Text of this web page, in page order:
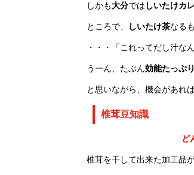
しかも大分では しいたけカ
ところで、 しいたけ茶なる
・・・「これってだし汁な
うーん、たぶん効能たっぷ
と思いながら、機会があれ
椎茸豆知識
ど
椎茸を干して出来た加工品